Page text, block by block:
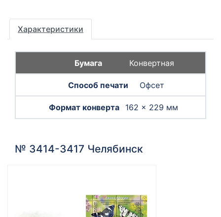
Характеристики
Конвертная
Офсет
162 × 229 мм
№ 3414-3417 Челябинск